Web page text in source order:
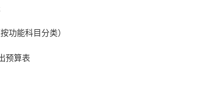
功能科目分类）
预算表